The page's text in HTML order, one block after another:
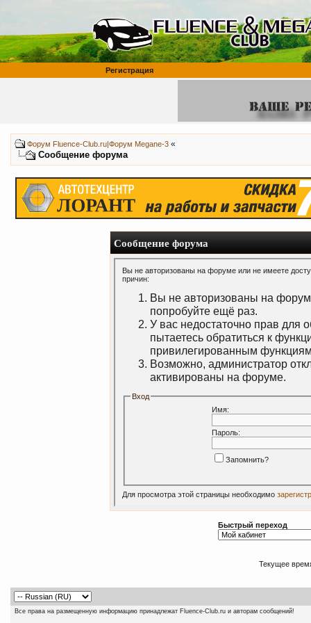
Регистрация
Форум Fluence-Club.ru|Форум Megane-3 «
Сообщение форума
Сообщение форума
Вы не авторизованы на форуме или не имеете
причин:
Вы не авторизованы на
попробуйте ещё раз.
У вас недостаточно прав для
пытаетесь обратиться к
привилегированным
Возможно, администратор
активированы на форуме.
Вход
Имя:
Пароль:
Запомнить?
Для просмотра этой страницы необходимо
Быстрый переход
Текущее
Все права на размещенную информацию принадлежат Fluence-Club.ru и авторам сообщений!